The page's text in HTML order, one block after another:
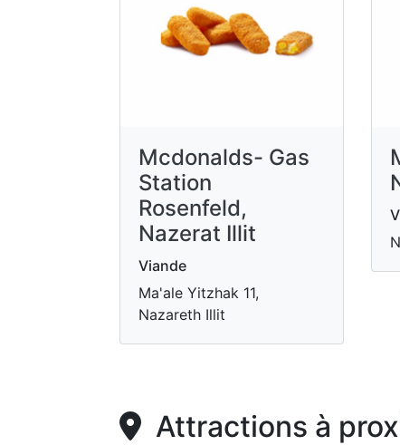
Mcdonalds- Gas
Station
Rosenfeld,
Nazerat Illit
Viande
Ma'ale Yitzhak 11,
Nazareth Illit
Attractions à